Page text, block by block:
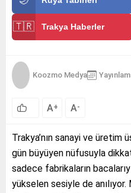
🇹🇷 Trakya Haberler
Koozmo Medya
A+ A-
Trakya’nın sanayi ve üretim
gün büyüyen nüfusuyla
sadece fabrikaların
yükselen sesiyle de anılıyor.